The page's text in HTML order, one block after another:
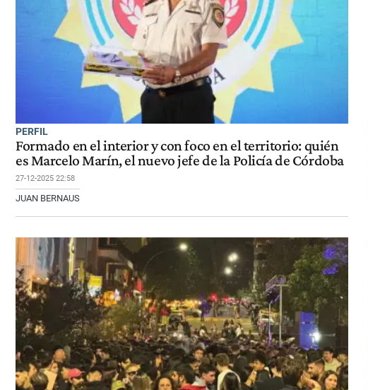
PERFIL
Formado en el interior y con foco en el territorio: quién
es Marcelo Marín, el nuevo jefe de la Policía de Córdoba
27-12-2025 22:58
JUAN BERNAUS